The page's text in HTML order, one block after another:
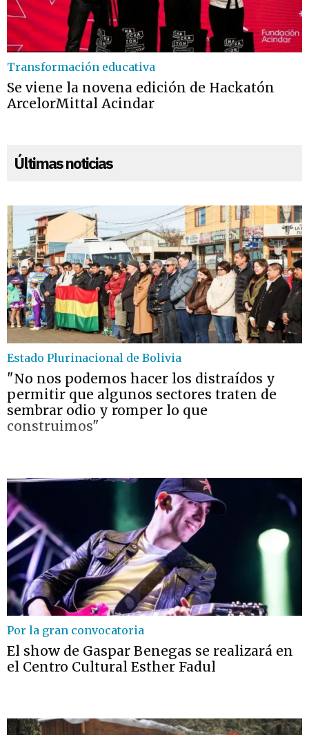
Transformación educativa
Se viene la novena edición de Hackatón
ArcelorMittal Acindar
Últimas noticias
Estado Plurinacional de Bolivia
"No nos podemos hacer los distraídos y
permitir que algunos sectores traten de
sembrar odio y romper lo que
construimos"
Por la gran convocatoria
El show de Gaspar Benegas se realizará en
el Centro Cultural Esther Fadul